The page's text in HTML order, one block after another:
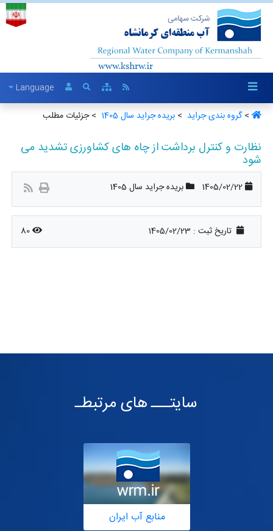
Language
>گروه بندی جراید ‏ >بریده جراید سال 1405 ‏ > جزئیات مطلب
نظارت و کنترل برداشت از چاه های کشاورزی تشدید می
شود
1405/02/22 بریده جراید سال 1405
تاریخ ثبت : 1405/02/23
80
سایتـــ های مرتبطـ
منابع آب ایران